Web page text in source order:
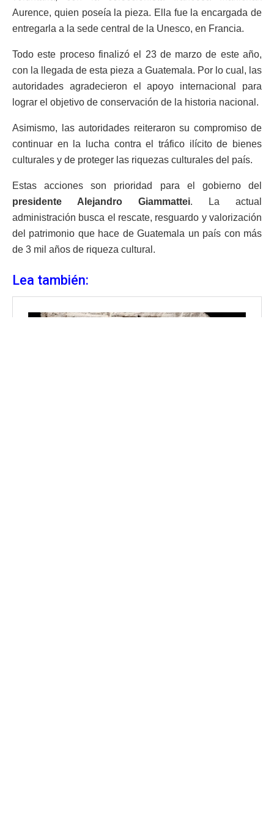
Aurence, quien poseía la pieza. Ella fue la encargada de
entregarla a la sede central de la Unesco, en Francia.
Todo este proceso finalizó el 23 de marzo de este año,
con la llegada de esta pieza a Guatemala. Por lo cual, las
autoridades agradecieron el apoyo internacional para
lograr el objetivo de conservación de la historia nacional.
Asimismo, las autoridades reiteraron su compromiso de
continuar en la lucha contra el tráfico ilícito de bienes
culturales y de proteger las riquezas culturales del país.
Estas acciones son prioridad para el gobierno del
presidente Alejandro Giammattei. La actual
administración busca el rescate, resguardo y valorización
del patrimonio que hace de Guatemala un país con más
de 3 mil años de riqueza cultural.
Lea también: